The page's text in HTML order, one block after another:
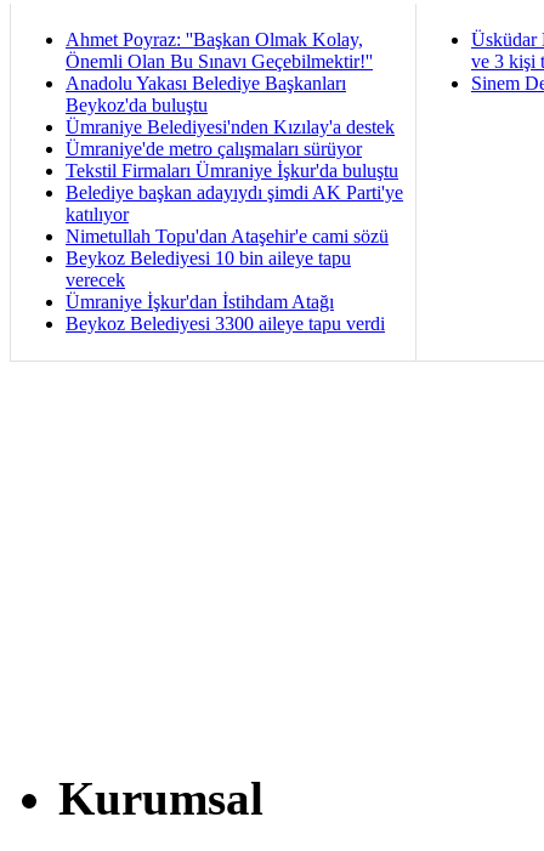
Ahmet Poyraz: ''Başkan Olmak Kolay,
Önemli Olan Bu Sınavı Geçebilmektir!''
Anadolu Yakası Belediye Başkanları
Beykoz'da buluştu
Ümraniye Belediyesi'nden Kızılay'a destek
Ümraniye'de metro çalışmaları sürüyor
Tekstil Firmaları Ümraniye İşkur'da buluştu
Belediye başkan adayıydı şimdi AK Parti'ye
katılıyor
Nimetullah Topu'dan Ataşehir'e cami sözü
Beykoz Belediyesi 10 bin aileye tapu
verecek
Ümraniye İşkur'dan İstihdam Atağı
Beykoz Belediyesi 3300 aileye tapu verdi
Üsküdar
ve 3 kişi
Sinem
Kurumsal